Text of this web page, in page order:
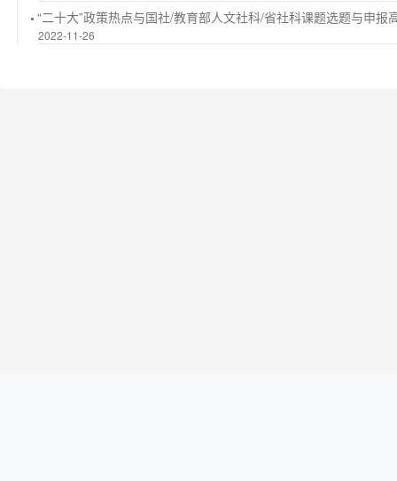
“二十大”政策热点与国社/教育部人文社科/省社科课题选题与申报
2022-11-26